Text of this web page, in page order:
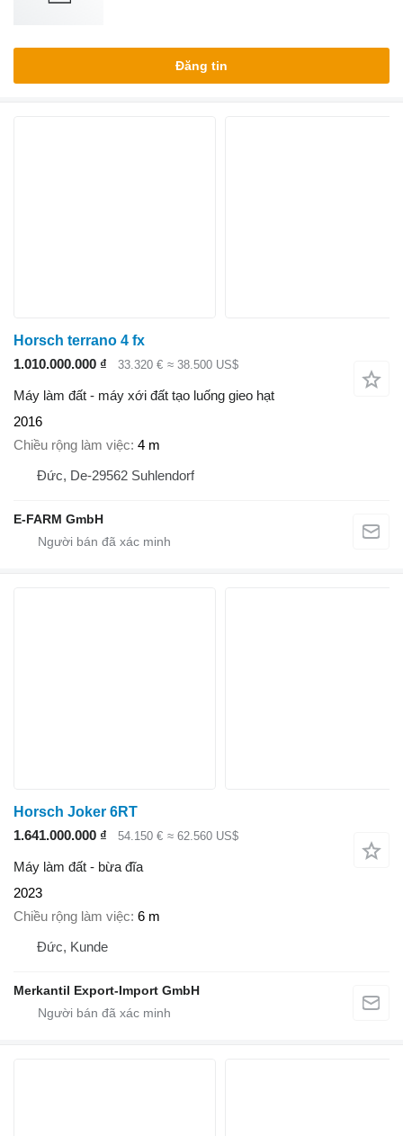
Đăng tin
Horsch terrano 4 fx
1.010.000.000 ₫
33.320 € ≈ 38.500 US$
Máy làm đất - máy xới đất tạo luống gieo hạt
2016
Chiều rộng làm việc 4 m
Đức, De-29562 Suhlendorf
E-FARM GmbH
Horsch Joker 6RT
1.641.000.000 ₫
54.150 € ≈ 62.560 US$
Máy làm đất - bừa đĩa
2023
Chiều rộng làm việc 6 m
Đức, Kunde
Merkantil Export-Import GmbH